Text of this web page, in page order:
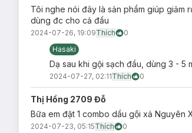
Tôi nghe nói đây là sản phẩm giúp
dùng đc cho cả đầu
2024-07-26, 19:09Thích
0
Hasaki
Dạ sau khi gội sạch đầu, dùng 3 - 5
2024-07-27, 02:11Thích 0
Thị Hồng 2709 Đỗ
Bữa em đặt 1 combo dầu gội xả Nguyên
2024-07-23, 05:15Thích 0